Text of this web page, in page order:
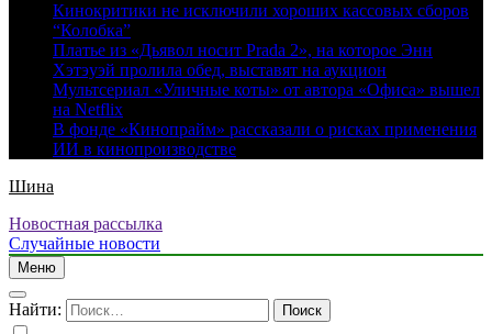
Кинокритики не исключили хороших кассовых сборов
“Колобка”
Платье из «Дьявол носит Prada 2», на которое Энн
Хэтэуэй пролила обед, выставят на аукцион
Мультсериал «Уличные коты» от автора «Офиса» вышел
на Netflix
В фонде «Кинопрайм» рассказали о рисках применения
ИИ в кинопроизводстве
Шина
Новостная рассылка
Случайные новости
Меню
Найти: